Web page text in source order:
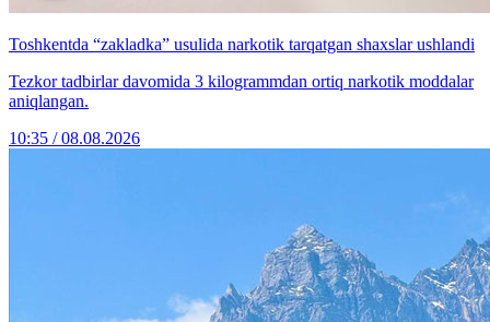
Toshkentda “zakladka” usulida narkotik tarqatgan shaxslar ushlandi
Tezkor tadbirlar davomida 3 kilogrammdan ortiq narkotik moddalar
aniqlangan.
10:35 / 08.08.2026